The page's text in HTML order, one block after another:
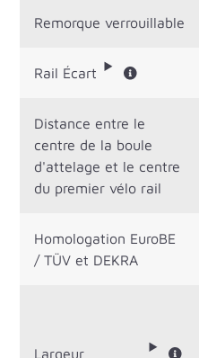
Remorque verrouillable
Rail Écart
Distance entre le
centre de la boule
d'attelage et le centre
du premier vélo rail
Homologation EuroBE
/ TÜV et DEKRA
Largeur